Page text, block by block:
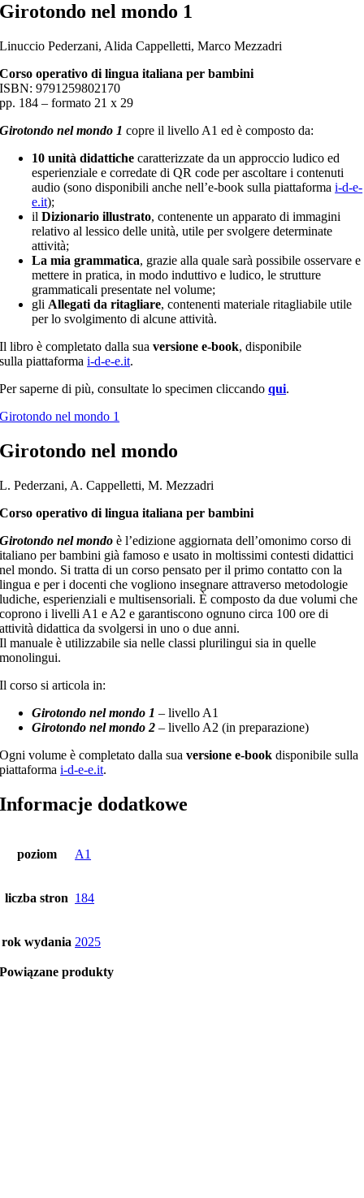
Girotondo nel mondo 1
Linuccio Pederzani, Alida Cappelletti, Marco Mezzadri
Corso operativo di lingua italiana per bambini
ISBN: 9791259802170
pp. 184 – formato 21 x 29
Girotondo nel mondo 1 copre il livello A1 ed è composto da:
10 unità didattiche caratterizzate da un approccio ludico ed
esperienziale e corredate di QR code per ascoltare i contenuti
audio (sono disponibili anche nell’e-book sulla piattaformai-d-e-
e.it);
ilDizionario illustrato, contenente un apparato di immagini
relativo al lessico delle unità, utile per svolgere determinate
attività;
La mia grammatica, grazie alla quale sarà possibile osservare e
mettere in pratica, in modo induttivo e ludico, le strutture
grammaticali presentate nel volume;
gli Allegati da ritagliare, contenenti materiale ritagliabile utile
per lo svolgimento di alcune attività.
Il libro è completato dalla suaversione e-book, disponibile
sulla piattaformai-d-e-e.it.
Per saperne di più, consultate lo specimen cliccandoqui.
Girotondo nel mondo 1
Girotondo nel mondo
L. Pederzani, A. Cappelletti, M. Mezzadri
Corso operativo di lingua italiana per bambini
Girotondo nel mondo è l’edizione aggiornata dell’omonimo corso di
italiano per bambini già famoso e usato in moltissimi contesti didattici
nel mondo. Si tratta di un corso pensato per il primo contatto con la
lingua e per i docenti che vogliono insegnare attraverso metodologie
ludiche, esperienziali e multisensoriali. È composto da due volumi che
coprono i livelli A1 e A2 e garantiscono ognuno circa 100 ore di
attività didattica da svolgersi in uno o due anni.
Il manuale è utilizzabile sia nelle classi plurilingui sia in quelle
monolingui.
Il corso si articola in:
Girotondo nel mondo 1 – livello A1
Girotondo nel mondo 2 – livello A2 (in preparazione)
Ogni volume è completato dalla suaversione e-book disponibile sulla
piattaformai-d-e-e.it.
Informacje dodatkowe
poziom A1
liczba stron 184
rok wydania 2025
Powiązane produkty